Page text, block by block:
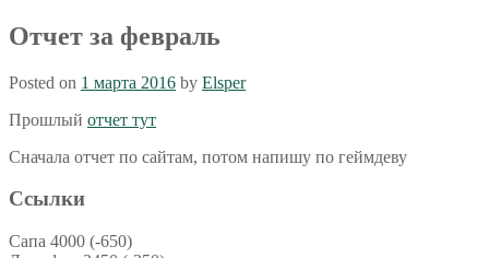
Отчет за февраль
Posted on 1 марта 2016 by Elsper
Прошлый отчет тут
Сначала отчет по сайтам, потом напишу по геймдеву
Ссылки
Сапа 4000 (-650)